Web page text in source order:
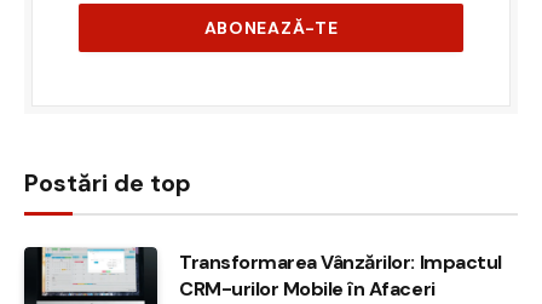
Postări de top
Transformarea Vânzărilor: Impactul
CRM-urilor Mobile în Afaceri